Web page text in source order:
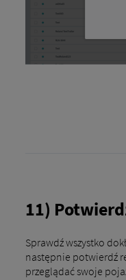
11)
Sprawdź wszystko
następnie potwierdź
przeglądać swoje